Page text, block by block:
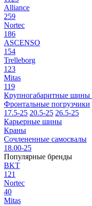
Alliance
259
Nortec
186
ASCENSO
154
Trelleborg
123
Mitas
119
Крупногабаритные шины
Фронтальные погрузчики
17.5-25 20.5-25 26.5-25
Карьерные шины
Краны
Сочлененные самосвалы
18.00-25
Популярные бренды
BKT
121
Nortec
40
Mitas